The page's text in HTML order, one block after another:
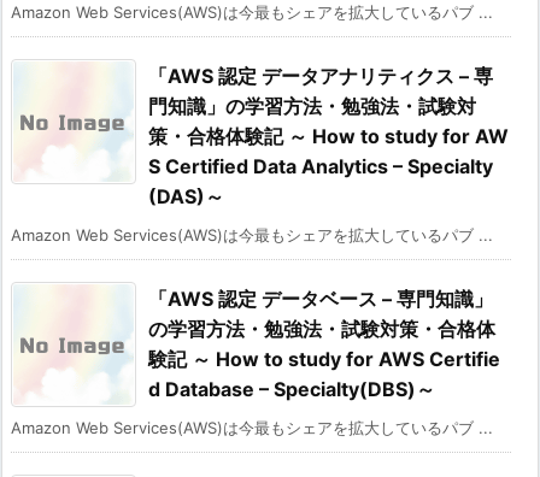
Amazon Web Services(AWS)は今最もシェアを拡大しているパブ ...
「AWS 認定 データアナリティクス – 専
門知識」の学習方法・勉強法・試験対
策・合格体験記 ～ How to study for AW
S Certified Data Analytics – Specialty
(DAS)～
Amazon Web Services(AWS)は今最もシェアを拡大しているパブ ...
「AWS 認定 データベース – 専門知識」
の学習方法・勉強法・試験対策・合格体
験記 ～ How to study for AWS Certifie
d Database – Specialty(DBS)～
Amazon Web Services(AWS)は今最もシェアを拡大しているパブ ...